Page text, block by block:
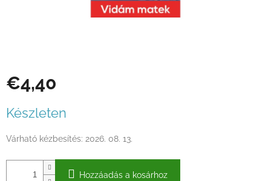
€4,40
Készleten
Várható kézbesítés: 2026. 08. 13.
Hozzáadás a kosárhoz